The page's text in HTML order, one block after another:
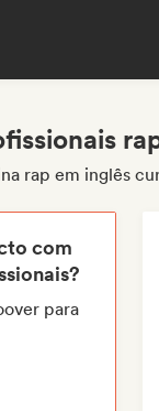
rap em inglês
com
para